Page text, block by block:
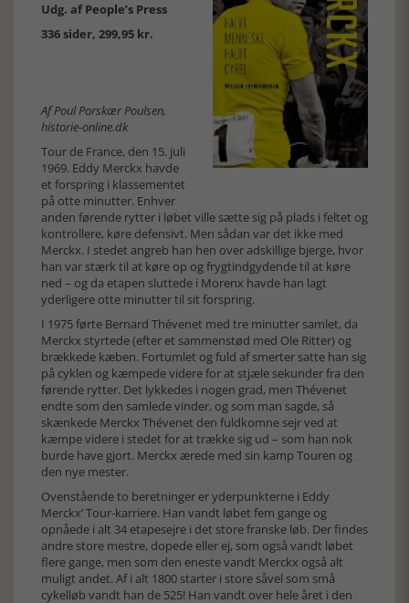
Udg. afPeople’s Press
336 sider, 299,95 kr.
Af Poul Porskær Poulsen,
historie-online.dk
Tour de France, den 15. juli
1969. Eddy Merckx havde
et forspring i klassementet
på otte minutter. Enhver
anden førende rytter i løbet ville sætte sig på plads i feltet og
kontrollere, køre defensivt. Men sådan var det ikke med
Merckx. I stedet angreb han hen over adskillige bjerge, hvor
han var stærk til at køre op og frygtindgydende til at køre
ned – og da etapen sluttede i Morenx havde han lagt
yderligere otte minutter til sit forspring.
I 1975 førte Bernard Thévenet med tre minutter samlet, da
Merckx styrtede (efter et sammenstød med Ole Ritter) og
brækkede kæben. Fortumlet og fuld af smerter satte han sig
på cyklen og kæmpede videre for at stjæle sekunder fra den
førende rytter. Det lykkedes i nogen grad, men Thévenet
endte som den samlede vinder, og som man sagde, så
skænkede Merckx Thévenet den fuldkomne sejr ved at
kæmpe videre i stedet for at trække sig ud – som han nok
burde have gjort. Merckx ærede med sin kamp Touren og
den nye mester.
Ovenstående to beretninger er yderpunkterne i Eddy
Merckx’ Tour-karriere. Han vandt løbet fem gange og
opnåede i alt 34 etapesejre i det store franske løb. Der findes
andre store mestre, dopede eller ej, som også vandt løbet
flere gange, men som den eneste vandt Merckx også alt
muligt andet. Af i alt 1800 starter i store såvel som små
cykelløb vandt han de 525! Han vandt over hele året i den